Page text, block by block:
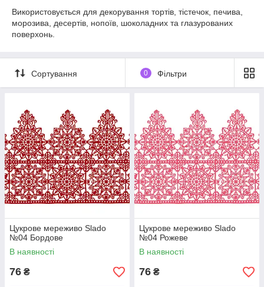
Використовується для декорування тортів, тістечок, печива,
морозива, десертів, нопоїв, шоколадних та глазурованих
поверхонь.
Сортування 0 Фільтри
Цукрове мереживо Slado
№04 Бордове
В наявності
76 ₴
Цукрове мереживо Slado
№04 Рожеве
В наявності
76 ₴